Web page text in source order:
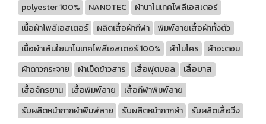
polyester 100% NANOTEC
ผ้านาโนเทคโพลีเอสเตอร์
เนื้อผ้าโพลีเอสเตอร์
ผลิตเสื้อผ้ากีฬา
พิมพ์ลายเสื้อผ้าทั้งตัว
เนื้อผ้าเส้นใยนาโนเทคโพลีเอสเตอร์ 100%
ผ้าไมโคร
ผ้าอะตอม
ผ้าดาวกระจาย
ผ้าเม็ดข้าวสาร เสื้อฟุตบอล
เสื้อบาส
เสื้อจักรยาน
เสื้อพิมพ์ลาย
เสื้อกีฬาพิมพ์ลาย
รับผลิตหน้ากากผ้าพิมพ์ลาย
รับผลิตหน้ากากผ้า
รับผลิตเสื้อวิ่ง